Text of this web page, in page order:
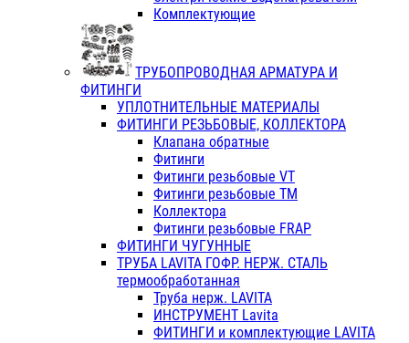
Комплектующие
ТРУБОПРОВОДНАЯ АРМАТУРА И
ФИТИНГИ
УПЛОТНИТЕЛЬНЫЕ МАТЕРИАЛЫ
ФИТИНГИ РЕЗЬБОВЫЕ, КОЛЛЕКТОРА
Клапана обратные
Фитинги
Фитинги резьбовые VT
Фитинги резьбовые ТМ
Коллектора
Фитинги резьбовые FRAP
ФИТИНГИ ЧУГУННЫЕ
ТРУБА LAVITA ГОФР. НЕРЖ. СТАЛЬ
термообработанная
Труба нерж. LAVITA
ИНСТРУМЕНТ Lavita
ФИТИНГИ и комплектующие LAVITA